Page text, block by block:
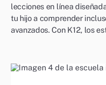
lecciones en línea
tu hijo a comprender
avanzados. Con K12, los